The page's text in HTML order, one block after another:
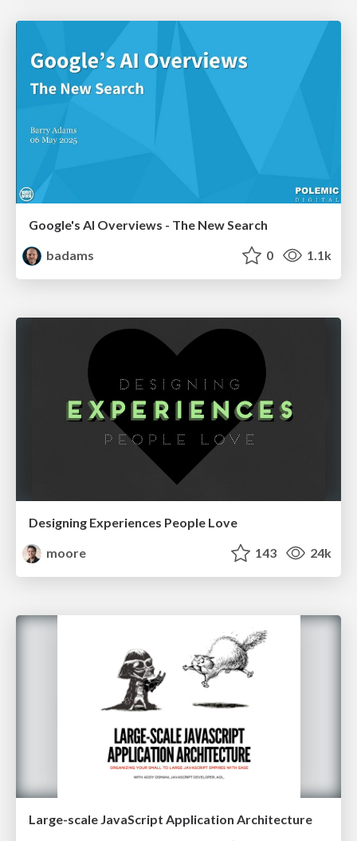
Google's AI Overviews - The New Search
badams
0 1.1k
Designing Experiences People Love
moore
143 24k
Large-scale JavaScript Application Architecture